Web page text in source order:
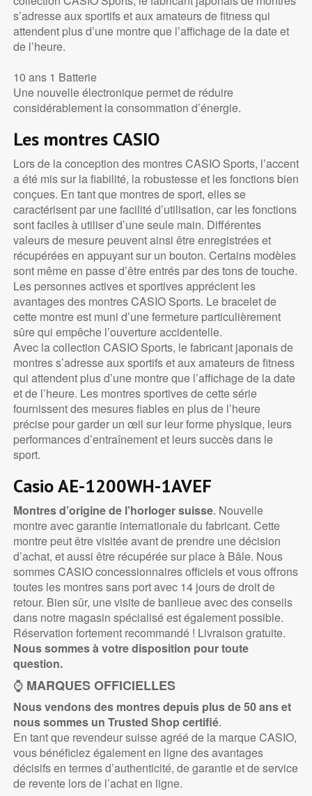
s’adresse aux sportifs et aux amateurs de fitness qui
attendent plus d’une montre que l’affichage de la date et
de l’heure.
10 ans 1 Batterie
Une nouvelle électronique permet de réduire
considérablement la consommation d’énergie.
Les montres CASIO
Lors de la conception des montres CASIO Sports, l’accent
a été mis sur la fiabilité, la robustesse et les fonctions bien
conçues. En tant que montres de sport, elles se
caractérisent par une facilité d’utilisation, car les fonctions
sont faciles à utiliser d’une seule main. Différentes
valeurs de mesure peuvent ainsi être enregistrées et
récupérées en appuyant sur un bouton. Certains modèles
sont même en passe d’être entrés par des tons de touche.
Les personnes actives et sportives apprécient les
avantages des montres CASIO Sports. Le bracelet de
cette montre est muni d’une fermeture particulièrement
sûre qui empêche l’ouverture accidentelle.
Avec la collection CASIO Sports, le fabricant japonais de
montres s’adresse aux sportifs et aux amateurs de fitness
qui attendent plus d’une montre que l’affichage de la date
et de l’heure. Les montres sportives de cette série
fournissent des mesures fiables en plus de l’heure
précise pour garder un œil sur leur forme physique, leurs
performances d’entraînement et leurs succès dans le
sport.
Casio AE-1200WH-1AVEF
Montres d’origine de l’horloger suisse. Nouvelle
montre avec garantie internationale du fabricant. Cette
montre peut être visitée avant de prendre une décision
d’achat, et aussi être récupérée sur place à Bâle. Nous
sommes CASIO concessionnaires officiels et vous offrons
toutes les montres sans port avec 14 jours de droit de
retour. Bien sûr, une visite de banlieue avec des conseils
dans notre magasin spécialisé est également possible.
Réservation fortement recommandé ! Livraison gratuite.
Nous sommes à votre disposition pour toute
question.
⌚ MARQUES OFFICIELLES
Nous vendons des montres depuis plus de 50 ans et
nous sommes un Trusted Shop certifié.
En tant que revendeur suisse agréé de la marque CASIO,
vous bénéficiez également en ligne des avantages
décisifs en termes d’authenticité, de garantie et de service
de revente lors de l’achat en ligne.